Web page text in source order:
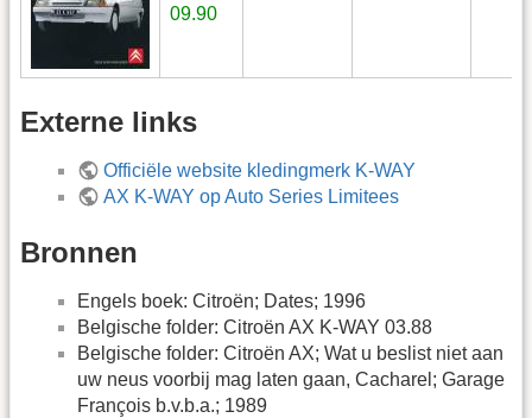
09.90
Externe links
Officiële website kledingmerk K-WAY
AX K-WAY op Auto Series Limitees
Bronnen
Engels boek: Citroën; Dates; 1996
Belgische folder: Citroën AX K-WAY 03.88
Belgische folder: Citroën AX; Wat u beslist niet aan
uw neus voorbij mag laten gaan, Cacharel; Garage
François b.v.b.a.; 1989